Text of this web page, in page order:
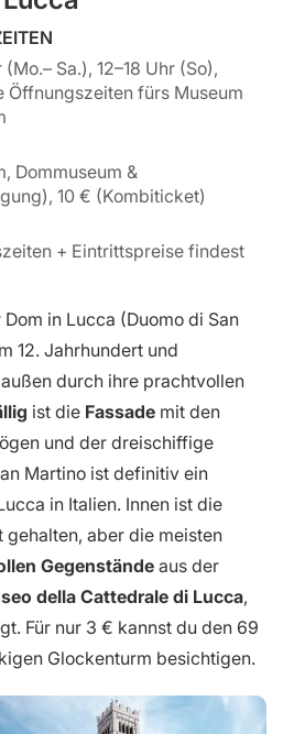
Sa.), 12–18 Uhr (So),
Öffnungszeiten fürs Museum
Dommuseum &
10 € (Kombiticket)
+ Eintrittspreise findest
in Lucca (Duomo di San
12. Jahrhundert und
durch ihre prachtvollen
ist die Fassade mit den
und der dreischiffige
Martino ist definitiv ein
in Italien. Innen ist die
aber die meisten
Gegenstände aus der
della Cattedrale di Lucca,
Für nur 3 € kannst du den 69
Glockenturm besichtigen.